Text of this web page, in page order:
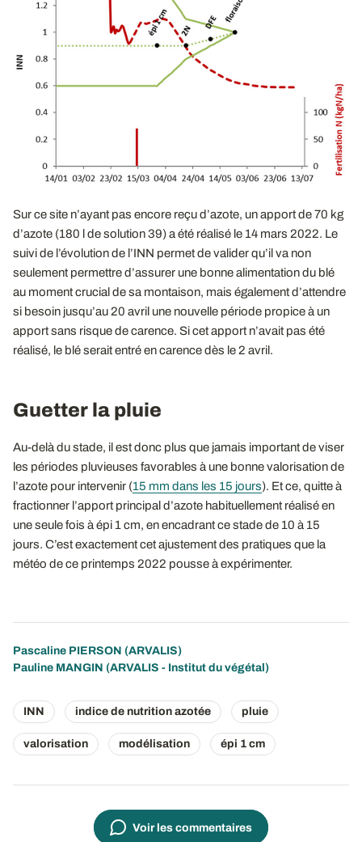
Sur ce site n’ayant pas encore reçu d’azote, un apport de 70 kg
d’azote (180 l de solution 39) a été réalisé le 14 mars 2022. Le
suivi de l’évolution de l’INN permet de valider qu’il va non
seulement permettre d’assurer une bonne alimentation du blé
au moment crucial de sa montaison, mais également d’attendre
si besoin jusqu’au 20 avril une nouvelle période propice à un
apport sans risque de carence. Si cet apport n’avait pas été
réalisé, le blé serait entré en carence dès le 2 avril.
Guetter la pluie
Au-delà du stade, il est donc plus que jamais important de viser
les périodes pluvieuses favorables à une bonne valorisation de
l’azote pour intervenir (15 mm dans les 15 jours). Et ce, quitte à
fractionner l’apport principal d’azote habituellement réalisé en
une seule fois à épi 1 cm, en encadrant ce stade de 10 à 15
jours. C’est exactement cet ajustement des pratiques que la
météo de ce printemps 2022 pousse à expérimenter.
Pascaline PIERSON (ARVALIS)
Pauline MANGIN (ARVALIS - Institut du végétal)
INN indice de nutrition azotée pluie
valorisation modélisation épi 1 cm
Voir les commentaires